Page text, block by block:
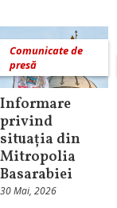
Comunicate de
presă
Informare
privind
situația din
Mitropolia
Basarabiei
30 Mai, 2026